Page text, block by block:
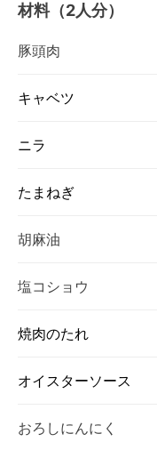
材料（2人分）
豚頭肉
キャベツ
ニラ
たまねぎ
胡麻油
塩コショウ
焼肉のたれ
オイスターソース
おろしにんにく